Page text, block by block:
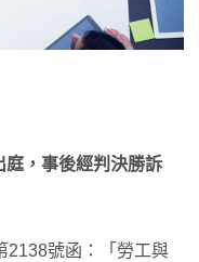
庭，事後經判決勝訴
2138號函：「勞工與